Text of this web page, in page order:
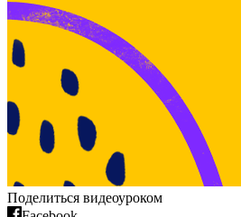
Поделиться видеоуроком